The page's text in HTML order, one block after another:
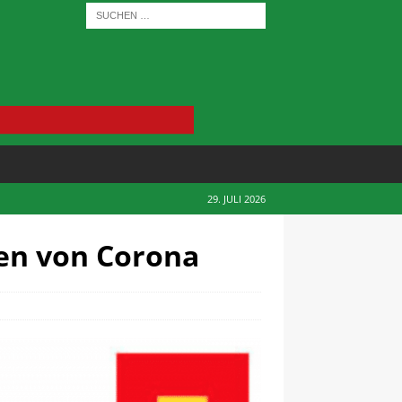
29. JULI 2026
von Corona